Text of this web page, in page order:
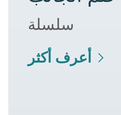
سلسلة
أعرف أكثر